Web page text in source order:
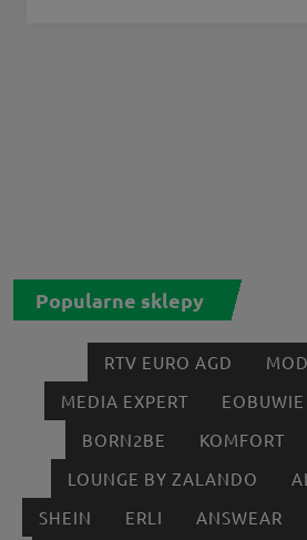
Popularne sklepy
RTV EURO AGD
MEDIA EXPERT
EOBUWIE
BORN2BE
KOMFORT
LOUNGE BY ZALANDO
SHEIN
ERLI ANSWEAR